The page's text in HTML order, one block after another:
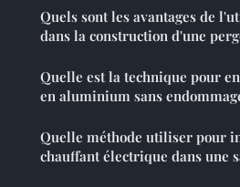
Quels sont les avantages de
dans la construction d'une
Quelle est la technique pour
en aluminium sans
Quelle méthode utiliser pour
chauffant électrique dans une